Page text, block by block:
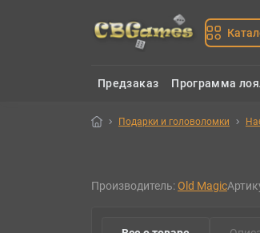
Предзаказ Программа
Подарки и головоломки
Производитель:Old Magic